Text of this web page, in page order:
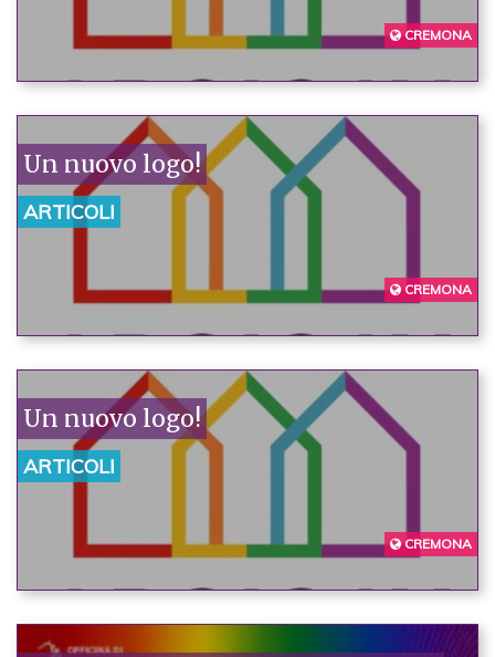
CREMONA
Un nuovo logo!
ARTICOLI
CREMONA
Un nuovo logo!
ARTICOLI
CREMONA